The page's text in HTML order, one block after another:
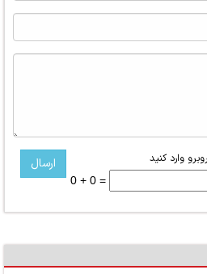
وارد کنید
0 + 0 =